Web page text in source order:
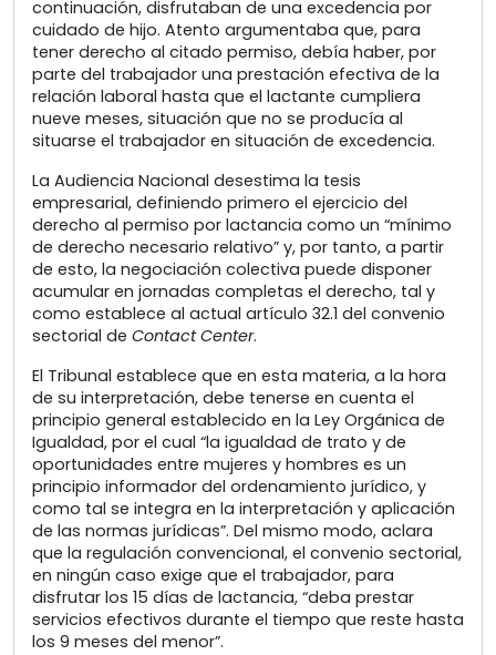
continuación, disfrutaban de una excedencia por
cuidado de hijo. Atento argumentaba que, para
tener derecho al citado permiso, debía haber, por
parte del trabajador una prestación efectiva de la
relación laboral hasta que el lactante cumpliera
nueve meses, situación que no se producía al
situarse el trabajador en situación de excedencia.
La Audiencia Nacional desestima la tesis
empresarial, definiendo primero el ejercicio del
derecho al permiso por lactancia como un “mínimo
de derecho necesario relativo” y, por tanto, a partir
de esto, la negociación colectiva puede disponer
acumular en jornadas completas el derecho, tal y
como establece al actual artículo 32.1 del convenio
sectorial de Contact Center.
El Tribunal establece que en esta materia, a la hora
de su interpretación, debe tenerse en cuenta el
principio general establecido en la Ley Orgánica de
Igualdad, por el cual “la igualdad de trato y de
oportunidades entre mujeres y hombres es un
principio informador del ordenamiento jurídico, y
como tal se integra en la interpretación y aplicación
de las normas jurídicas”. Del mismo modo, aclara
que la regulación convencional, el convenio sectorial,
en ningún caso exige que el trabajador, para
disfrutar los 15 días de lactancia, “deba prestar
servicios efectivos durante el tiempo que reste hasta
los 9 meses del menor”.